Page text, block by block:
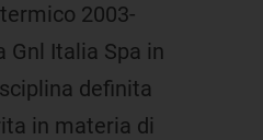
2003-
Gnl Italia Spa in
definita
in materia di